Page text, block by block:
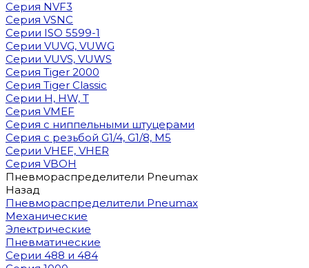
Серия NVF3
Серия VSNC
Серии ISO 5599-1
Серии VUVG, VUWG
Серии VUVS, VUWS
Серия Tiger 2000
Серия Tiger Classic
Серии H, HW, T
Серия VMEF
Серия с ниппельными штуцерами
Серия с резьбой G1/4, G1/8, М5
Серии VHEF, VHER
Серия VBOH
Пневмораспределители Pneumax
Назад
Пневмораспределители Pneumax
Механические
Электрические
Пневматические
Серии 488 и 484